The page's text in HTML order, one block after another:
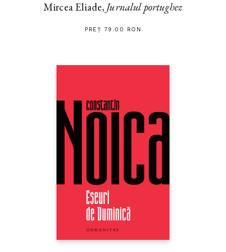
Mircea Eliade, Jurnalul portughez
PREȚ 79.00 RON